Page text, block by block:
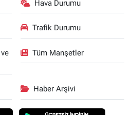
Hava Durumu
Trafik Durumu
Tüm Manşetler
Haber Arşivi